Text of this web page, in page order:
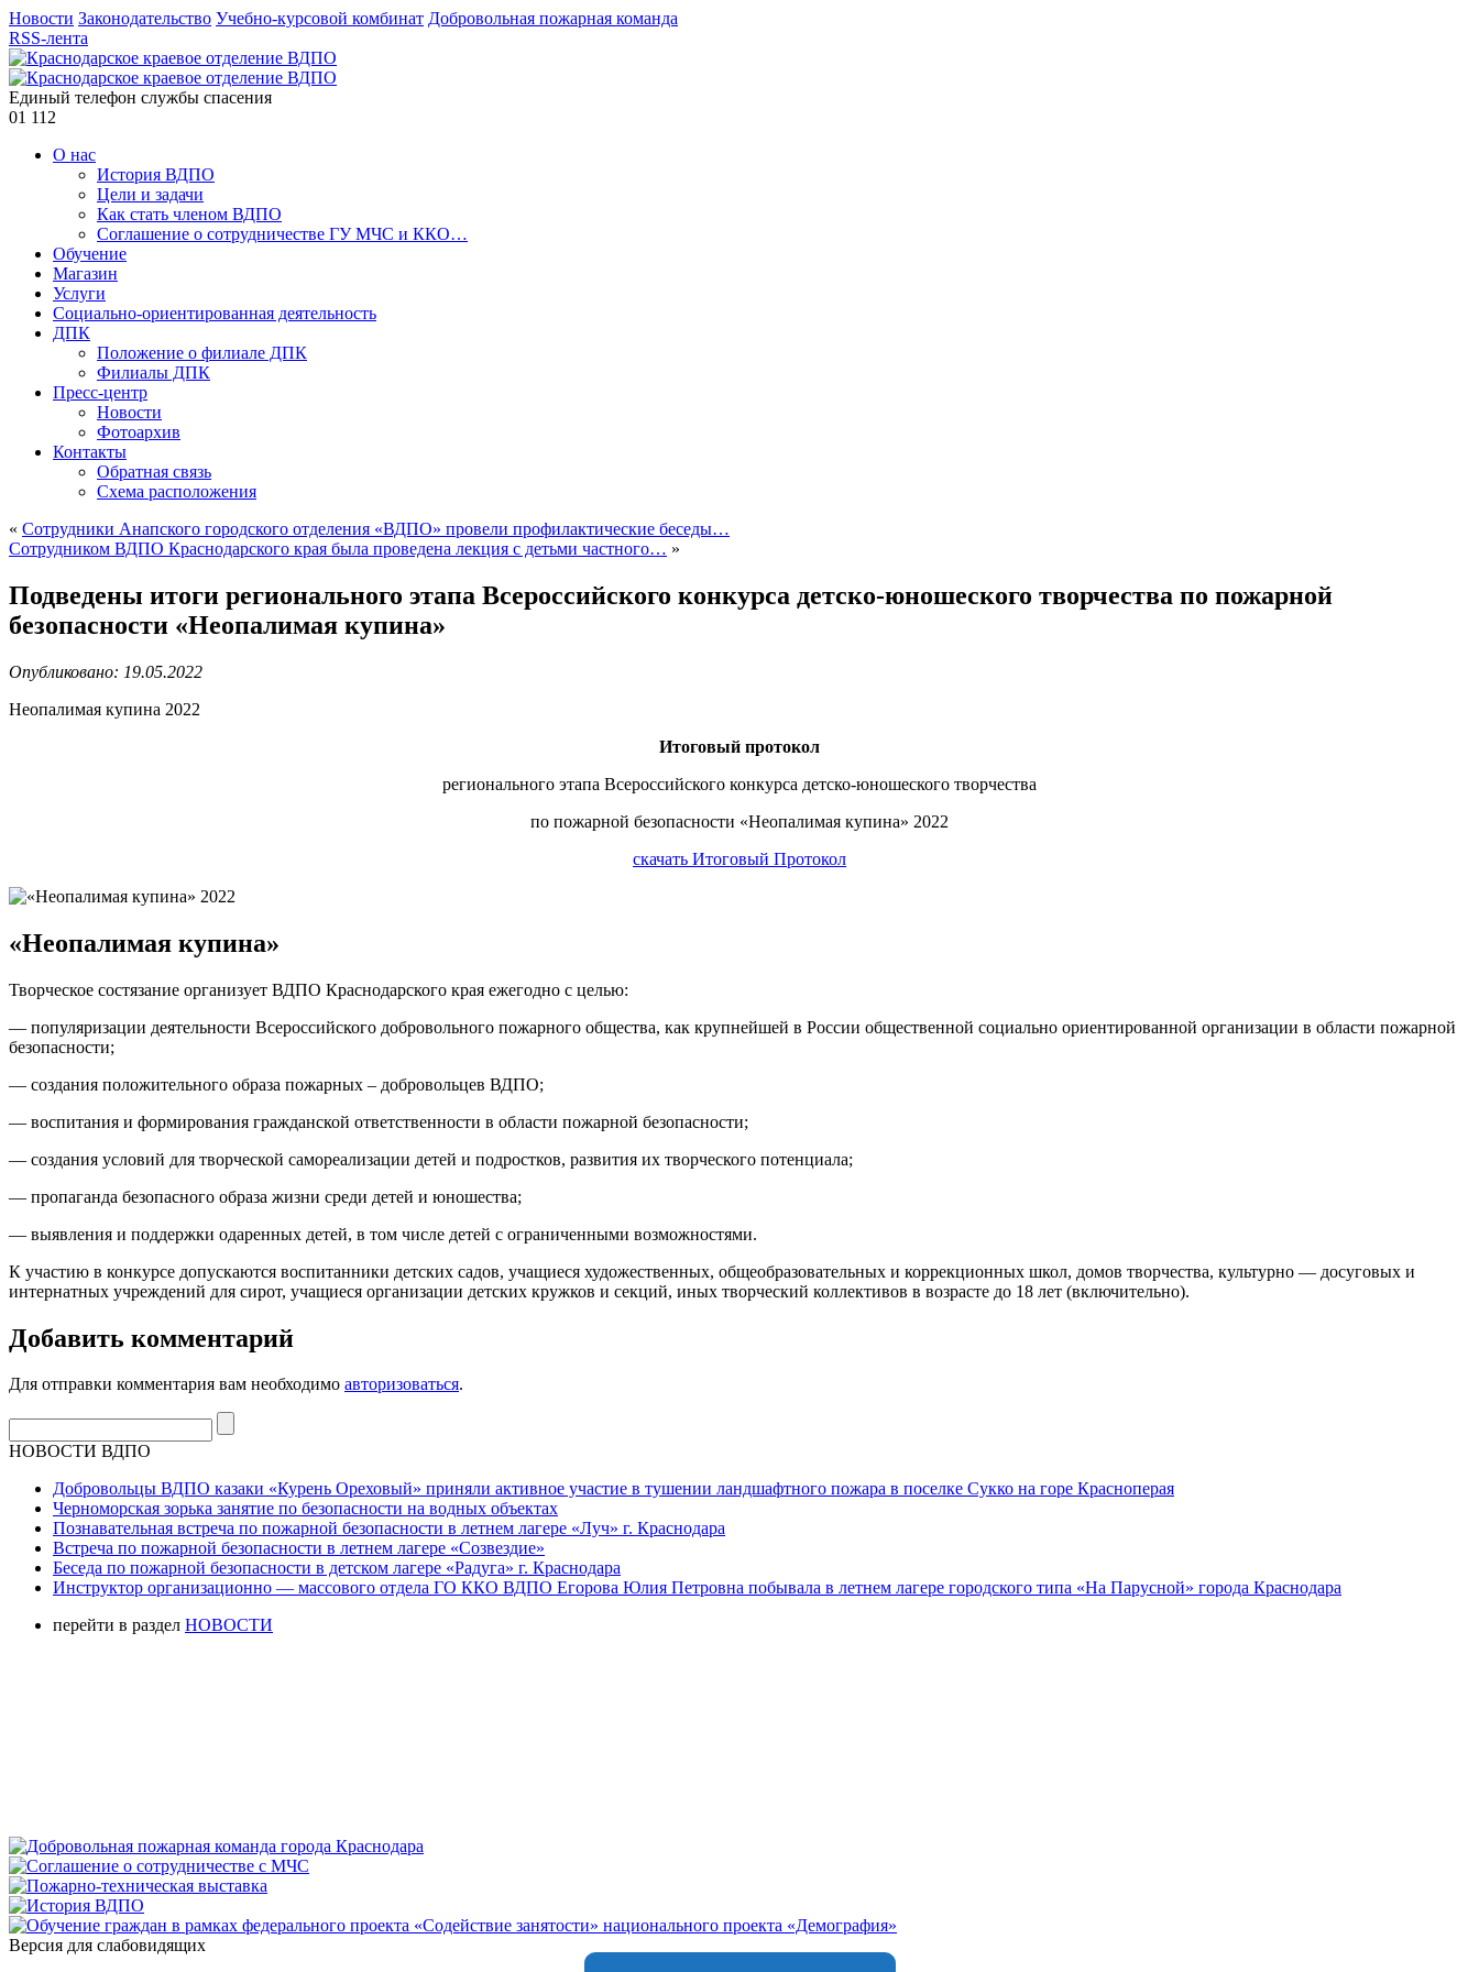
Новости Законодательство Учебно-курсовой комбинат Добровольная пожарная команда
RSS-лента
Единый телефон службы спасения
01 112
О нас
История ВДПО
Цели и задачи
Как стать членом ВДПО
Соглашение о сотрудничестве ГУ МЧС и ККО…
Обучение
Магазин
Услуги
Социально-ориентированная деятельность
ДПК
Положение о филиале ДПК
Филиалы ДПК
Пресс-центр
Новости
Фотоархив
Контакты
Обратная связь
Схема расположения
« Сотрудники Анапского городского отделения «ВДПО» провели профилактические беседы…
Сотрудником ВДПО Краснодарского края была проведена лекция с детьми частного… »
Подведены итоги регионального этапа Всероссийского конкурса детско-юношеского творчества по пожарной
безопасности «Неопалимая купина»
Опубликовано: 19.05.2022
Неопалимая купина 2022
Итоговый протокол
регионального этапа Всероссийского конкурса детско-юношеского творчества
по пожарной безопасности «Неопалимая купина» 2022
скачать Итоговый Протокол
«Неопалимая купина»
Творческое состязание организует ВДПО Краснодарского края ежегодно с целью:
— популяризации деятельности Всероссийского добровольного пожарного общества, как крупнейшей в России общественной социально ориентированной организации в области пожарной
безопасности;
— создания положительного образа пожарных – добровольцев ВДПО;
— воспитания и формирования гражданской ответственности в области пожарной безопасности;
— создания условий для творческой самореализации детей и подростков, развития их творческого потенциала;
— пропаганда безопасного образа жизни среди детей и юношества;
— выявления и поддержки одаренных детей, в том числе детей с ограниченными возможностями.
К участию в конкурсе допускаются воспитанники детских садов, учащиеся художественных, общеобразовательных и коррекционных школ, домов творчества, культурно — досуговых и
интернатных учреждений для сирот, учащиеся организации детских кружков и секций, иных творческий коллективов в возрасте до 18 лет (включительно).
Добавить комментарий
Для отправки комментария вам необходимо авторизоваться.
НОВОСТИ ВДПО
Добровольцы ВДПО казаки «Курень Ореховый» приняли активное участие в тушении ландшафтного пожара в поселке Сукко на горе Красноперая
Черноморская зорька занятие по безопасности на водных объектах
Познавательная встреча по пожарной безопасности в летнем лагере «Луч» г. Краснодара
Встреча по пожарной безопасности в летнем лагере «Созвездие»
Беседа по пожарной безопасности в детском лагере «Радуга» г. Краснодара
Инструктор организационно — массового отдела ГО ККО ВДПО Егорова Юлия Петровна побывала в летнем лагере городского типа «На Парусной» города Краснодара
перейти в раздел НОВОСТИ
Версия для слабовидящих